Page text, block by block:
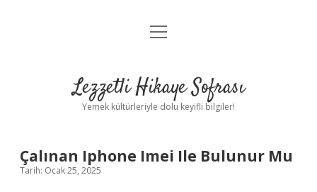
Anasayfa
Yasal Uyarı
menüyü
Lezzetli Hikaye Sofrası
Yemek kültürleriyle dolu keyifli bilgiler!
Çalınan Iphone Imei Ile Bulunur Mu
Tarih: Ocak 25, 2025